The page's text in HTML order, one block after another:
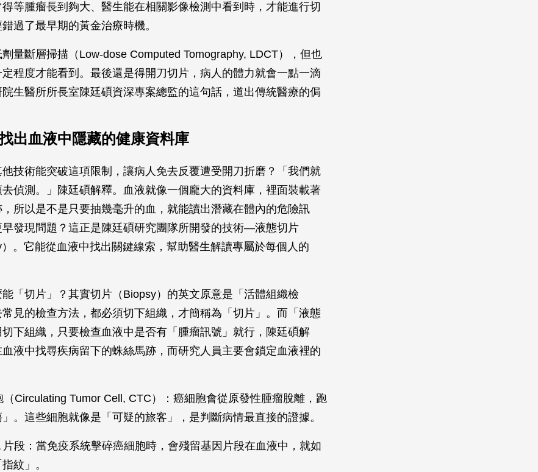
等腫瘤長到夠大、醫生能在相關影像檢測中看到時，才能進行切
過了最早期的黃金治療時機。
劑量斷層掃描（Low-dose Computed Tomography, LDCT），但也
程度才能看到。最後還是得開刀切片，病人的體力就會一點一滴
生醫所所長室陳廷碩資深專案總監的這句話，道出傳統醫療的侷
出血液中隱藏的健康資料庫
技術能突破這項限制，讓病人免去反覆遭受開刀折磨？「我們就
偵測。」陳廷碩解釋。血液就像一個龐大的資料庫，裡面裝載著
所以是不是只要抽幾毫升的血，就能讀出潛藏在體內的危險訊
發現問題？這正是陳廷碩研究團隊所開發的技術—液態切片
）。它能從血液中找出關鍵線索，幫助醫生解讀專屬於每個人的
能「切片」？其實切片（Biopsy）的英文原意是「活體組織檢
見的檢查方法，都必須切下組織，才簡稱為「切片」。而「液態
下組織，只要檢查血液中是否有「腫瘤訊號」就行，陳廷碩解
液中找尋疾病留下的蛛絲馬跡，而研究人員主要會鎖定血液裡的
（Circulating Tumor Cell, CTC）：癌細胞會從原發性腫瘤脫離，跑
。這些細胞就像是「可疑的旅客」，是判斷病情最直接的證據。
片段：當免疫系統擊碎癌細胞時，會殘留基因片段在血液中，就如
紋」。